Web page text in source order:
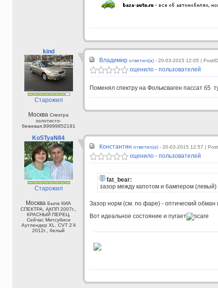
kind
Старожил
Москва Спектра
золотисто-
бежевая.89999852191
Владимир ответил(а) - 20-03-2015 12:05 |
оценило - пользователей
Поменял спектру на Фольксваген пассат б5
KoSTyaN84
Старожил
Москва Была КИА
СПЕКТРА, АКПП 2007г.,
КРАСНЫЙ ПЕРЕЦ.
Сейчас Митсубиси
Аутлендер XL, CVT 2'4
2012г., белый
Константин ответил(а) - 20-03-2015 12:57 |
оценило - пользователей
fat_bear:
зазор между капотом и бампером (левый)
Зазор норм (см. по фаре) - оптический обман
Вот идеальное состояние и пугает